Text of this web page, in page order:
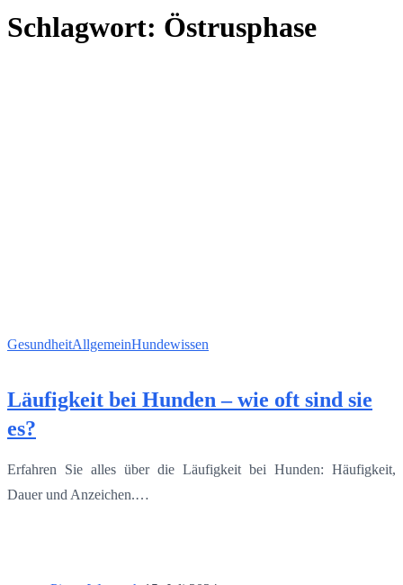
Schlagwort: Östrusphase
GesundheitAllgemeinHundewissen
Läufigkeit bei Hunden – wie oft sind sie
es?
Erfahren Sie alles über die Läufigkeit bei Hunden: Häufigkeit,
Dauer und Anzeichen.…